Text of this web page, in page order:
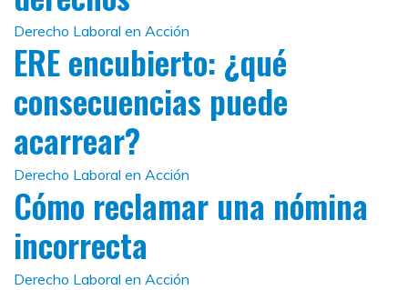
Derecho Laboral en Acción
ERE encubierto: ¿qué
consecuencias puede
acarrear?
Derecho Laboral en Acción
Cómo reclamar una nómina
incorrecta
Derecho Laboral en Acción